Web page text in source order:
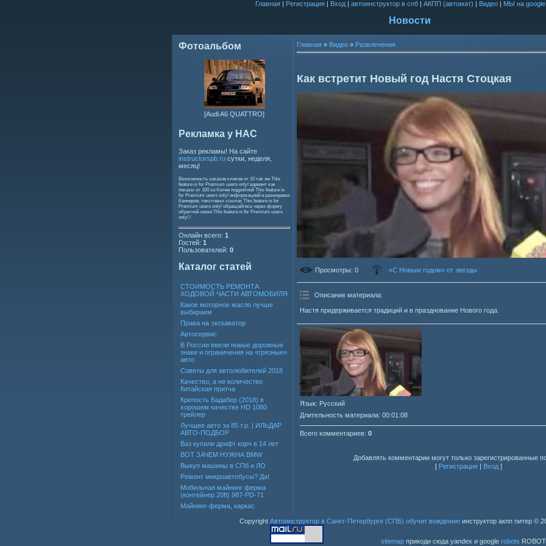
Главная| Регистрация| Вход| автоинструктор в спб| АКПП (автомат) | Видео| МЫ на google
Новости
Фотоальбом
[Audi A6 QUATTRO]
Рекламка у НАС
Заказ рекламы! На сайте
instructorspb.ru сутки, неделя,
месяц!
Возможность заказов кликов от 10 так же This
feature is for Premium users only! вариант как
показы от 100 за более подробной This feature is
for Premium users only! информацией и размерами
баннеров, текстовых ссылок This feature is for
Premium users only! обращайтесь через форму
обратной связи This feature is for Premium users
only! !
Онлайн всего: 1
Гостей: 1
Пользователей: 0
Каталог статей
СТОИМОСТЬ РЕМОНТА
ХОДОВОЙ ЧАСТИ АВТОМОБИЛЯ
Какое моторное масло лучше
выбираем
Права на экскаватор
Автосервис
В России ввели новые дорожные
знаки и ограничения на «грязные»
авто
Советы для автолюбителей 2018
Качество, а не количество
Китайская притча
Крепость Бадабер (2018) в
хорошем качестве HD 1080
трейлер
Лучшее авто за 85 т.р. | ИЛЬДАР
АВТО-ПОДБОР
Ваз купили дрифт корч в 14 лет
ВОТ ЗАЧЕМ НУЖНА BMW
Выкуп машины в СПб и ЛО
Ремонт микроавтобусы? Да!
Мобильная майнинг ферма
(контейнер 20ft) 987-PD-71
Майнинг-ферма, каркас
Главная » Видео » Развлечения
Как встретит Новый год Настя Стоцкая
Просмотры: 0 «С Новым годом» от звезды
Описание материала:
Настя придерживается традиций и в празднование Нового года.
Язык: Русский
Длительность материала: 00:01:08
Всего комментариев: 0
Добавлять комментарии могут только зарегистрированные
[ Регистрация | Вход ]
Copyright Автоинструктор в Санкт-Петербурге (СПБ) обучит вождению инструктор акпп питер ©
sitemap прикоди сюда yandex и google robots